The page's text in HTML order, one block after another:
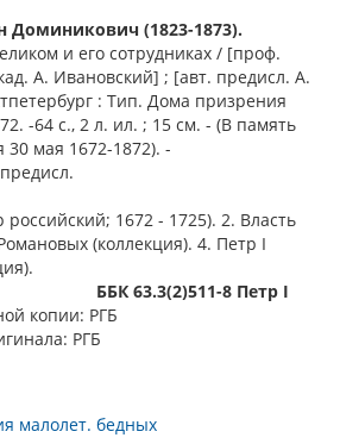
Доминикович (1823-1873).
и его сотрудниках / [проф.
А. Ивановский] ; [авт. предисл. А.
: Тип. Дома призрения
-64 с., 2 л. ил. ; 15 см. - (В память
30 мая 1672-1872). -
1672 - 1725). 2. Власть
(коллекция). 4. Петр I
ББК 63.3(2)511-8 Петр I
копии: РГБ
РГБ
малолет. бедных